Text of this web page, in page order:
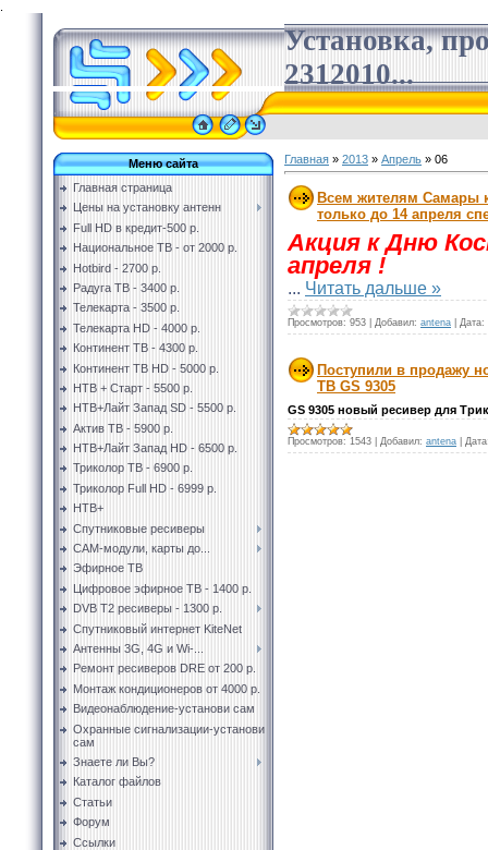
Установка,
2312010...
Меню сайта
Главная страница
Цены на установку антенн
Full HD в кредит-500 р.
Национальное ТВ - от 2000 р.
Hotbird - 2700 р.
Радуга ТВ - 3400 р.
Телекарта - 3500 р.
Телекарта HD - 4000 р.
Континент ТВ - 4300 р.
Континент ТВ HD - 5000 р.
НТВ + Старт - 5500 р.
НТВ+Лайт Запад SD - 5500 р.
Актив ТВ - 5900 р.
НТВ+Лайт Запад HD - 6500 р.
Триколор ТВ - 6900 р.
Триколор Full HD - 6999 р.
НТВ+
Спутниковые ресиверы
CAM-модули, карты до...
Эфирное ТВ
Цифровое эфирное ТВ - 1400 р.
DVB T2 ресиверы - 1300 р.
Спутниковый интернет KiteNet
Антенны 3G, 4G и Wi-...
Ремонт ресиверов DRE от 200 р.
Монтаж кондиционеров от 4000 р.
Видеонаблюдение-установи сам
Охранные сигнализации-установи
сам
Знаете ли Вы?
Каталог файлов
Статьи
Форум
Ссылки
Главная » 2013 » Апрель » 06
Всем жителям Самары
только до 14 апреля
Акция к Дню
апреля !
... Читать дальше »
Просмотров: 953 Добавил: antena Дата:
Поступили в продажу
ТВ GS 9305
GS 9305 новый ресивер для
Просмотров: 1543 Добавил: antena